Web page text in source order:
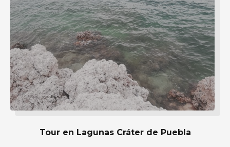
Tour en Lagunas Cráter de Puebla